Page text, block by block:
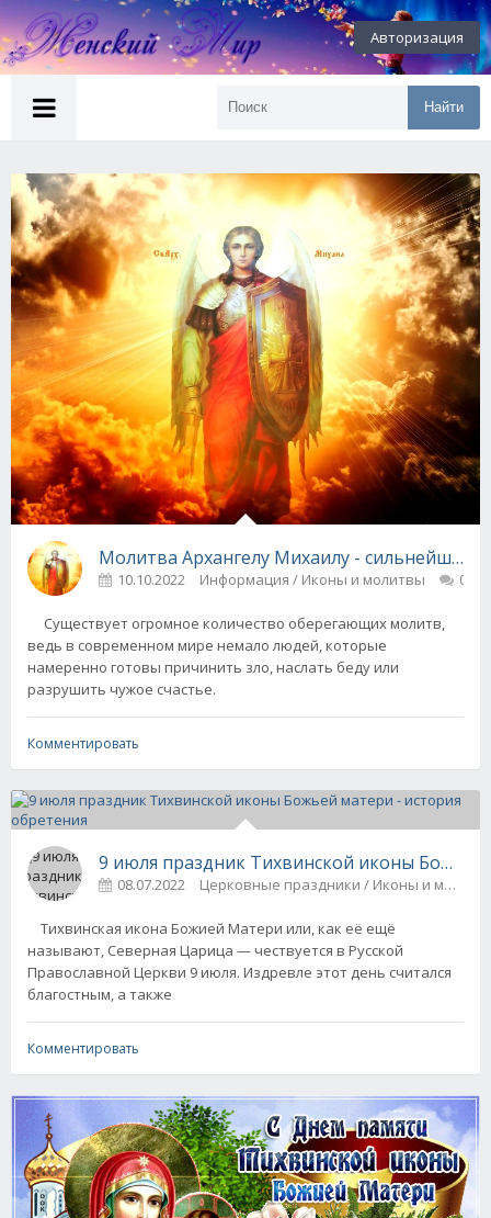
Авторизация
Найти
Молитва Архангелу Михаилу - сильнейшая
10.10.2022 Информация / Иконы и молитвы 0
Существует огромное количество оберегающих молитв,
ведь в современном мире немало людей, которые
намеренно готовы причинить зло, наслать беду или
разрушить чужое счастье.
Комментировать
9 июля праздник Тихвинской иконы Божьей
08.07.2022 Церковные праздники / Иконы и
Тихвинская икона Божией Матери или, как её ещё
называют, Северная Царица — чествуется в Русской
Православной Церкви 9 июля. Издревле этот день считался
благостным, а также
Комментировать